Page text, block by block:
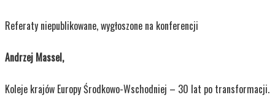
Referaty niepublikowane, wygłoszone na konferencji
Andrzej Massel,
Koleje krajów Europy Środkowo-Wschodniej – 30 lat po transformacji.